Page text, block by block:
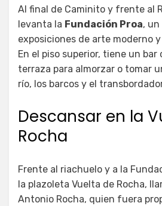
Al final de Caminito y frente al
levanta la Fundación Proa,
exposiciones de arte moderno
En el piso superior, tiene un bar
terraza para almorzar o tomar
río, los barcos y el
Descansar en la
Rocha
Frente al riachuelo y a la
la plazoleta Vuelta de Rocha,
Antonio Rocha, quien fuera